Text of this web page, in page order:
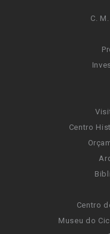
C.
Centro
Centro
Museu do